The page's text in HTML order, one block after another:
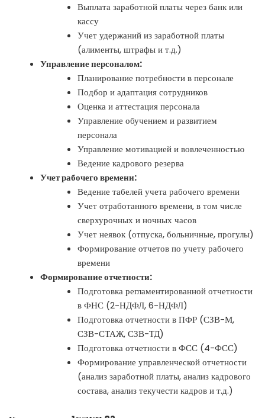
Выплата заработной платы через банк или
кассу
Учет удержаний из заработной платы
(алименты, штрафы и т.д.)
Управление персоналом:
Планирование потребности в персонале
Подбор и адаптация сотрудников
Оценка и аттестация персонала
Управление обучением и развитием
персонала
Управление мотивацией и вовлеченностью
Ведение кадрового резерва
Учет рабочего времени:
Ведение табелей учета рабочего времени
Учет отработанного времени, в том числе
сверхурочных и ночных часов
Учет неявок (отпуска, больничные, прогулы)
Формирование отчетов по учету рабочего
времени
Формирование отчетности:
Подготовка регламентированной отчетности
в ФНС (2-НДФЛ, 6-НДФЛ)
Подготовка отчетности в ПФР (СЗВ-М,
СЗВ-СТАЖ, СЗВ-ТД)
Подготовка отчетности в ФСС (4-ФСС)
Формирование управленческой отчетности
(анализ заработной платы, анализ кадрового
состава, анализ текучести кадров и т.д.)